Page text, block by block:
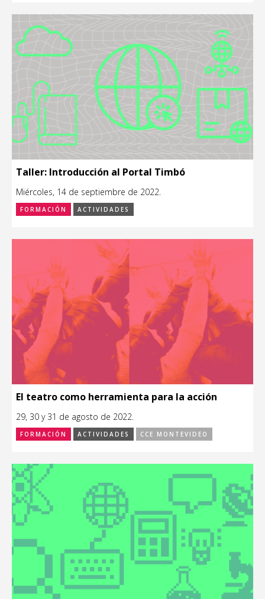
Taller: Introducción al Portal Timbó
Miércoles, 14 de septiembre de 2022.
FORMACIÓN ACTIVIDADES
El teatro como herramienta para la acción
29, 30 y 31 de agosto de 2022.
FORMACIÓN ACTIVIDADES CCE MONTEVIDEO